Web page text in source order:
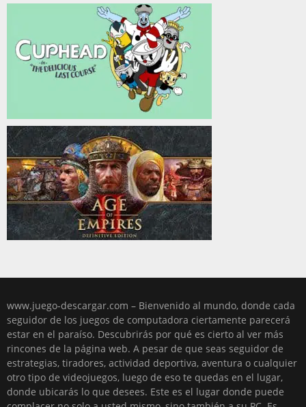
www.juego-descargar.com – Bienvenido al mundo, donde cada
seguidor de los juegos de computadora ciertamente parecerá
estar en el paraíso. Descubrirás por qué es cierto al ver más
rincones de la página web. A pesar de que seas seguidor de
estrategias, tiradores, actividad deportiva, aventura o cualquier
otro tipo de videojuegos, luego de eso te quedas en el lugar,
donde ubicarás lo que desees. Este es el lugar donde puede